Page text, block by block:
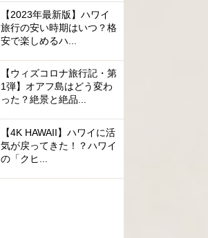
【2023年最新版】ハワイ
旅行の安い時期はいつ？格
安で楽しめるハ...
【ウィズコロナ旅行記・第
1弾】オアフ島はどう変わ
った？絶景と絶品...
【4K HAWAII】ハワイに活
気が戻ってきた！？ハワイ
の「クヒ...